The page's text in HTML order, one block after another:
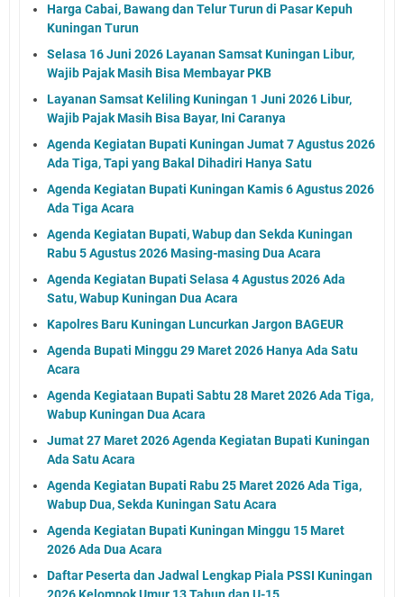
Harga Cabai, Bawang dan Telur Turun di Pasar Kepuh
Kuningan Turun
Selasa 16 Juni 2026 Layanan Samsat Kuningan Libur,
Wajib Pajak Masih Bisa Membayar PKB
Layanan Samsat Keliling Kuningan 1 Juni 2026 Libur,
Wajib Pajak Masih Bisa Bayar, Ini Caranya
Agenda Kegiatan Bupati Kuningan Jumat 7 Agustus 2026
Ada Tiga, Tapi yang Bakal Dihadiri Hanya Satu
Agenda Kegiatan Bupati Kuningan Kamis 6 Agustus 2026
Ada Tiga Acara
Agenda Kegiatan Bupati, Wabup dan Sekda Kuningan
Rabu 5 Agustus 2026 Masing-masing Dua Acara
Agenda Kegiatan Bupati Selasa 4 Agustus 2026 Ada
Satu, Wabup Kuningan Dua Acara
Kapolres Baru Kuningan Luncurkan Jargon BAGEUR
Agenda Bupati Minggu 29 Maret 2026 Hanya Ada Satu
Acara
Agenda Kegiataan Bupati Sabtu 28 Maret 2026 Ada Tiga,
Wabup Kuningan Dua Acara
Jumat 27 Maret 2026 Agenda Kegiatan Bupati Kuningan
Ada Satu Acara
Agenda Kegiatan Bupati Rabu 25 Maret 2026 Ada Tiga,
Wabup Dua, Sekda Kuningan Satu Acara
Agenda Kegiatan Bupati Kuningan Minggu 15 Maret
2026 Ada Dua Acara
Daftar Peserta dan Jadwal Lengkap Piala PSSI Kuningan
2026 Kelompok Umur 13 Tahun dan U-15